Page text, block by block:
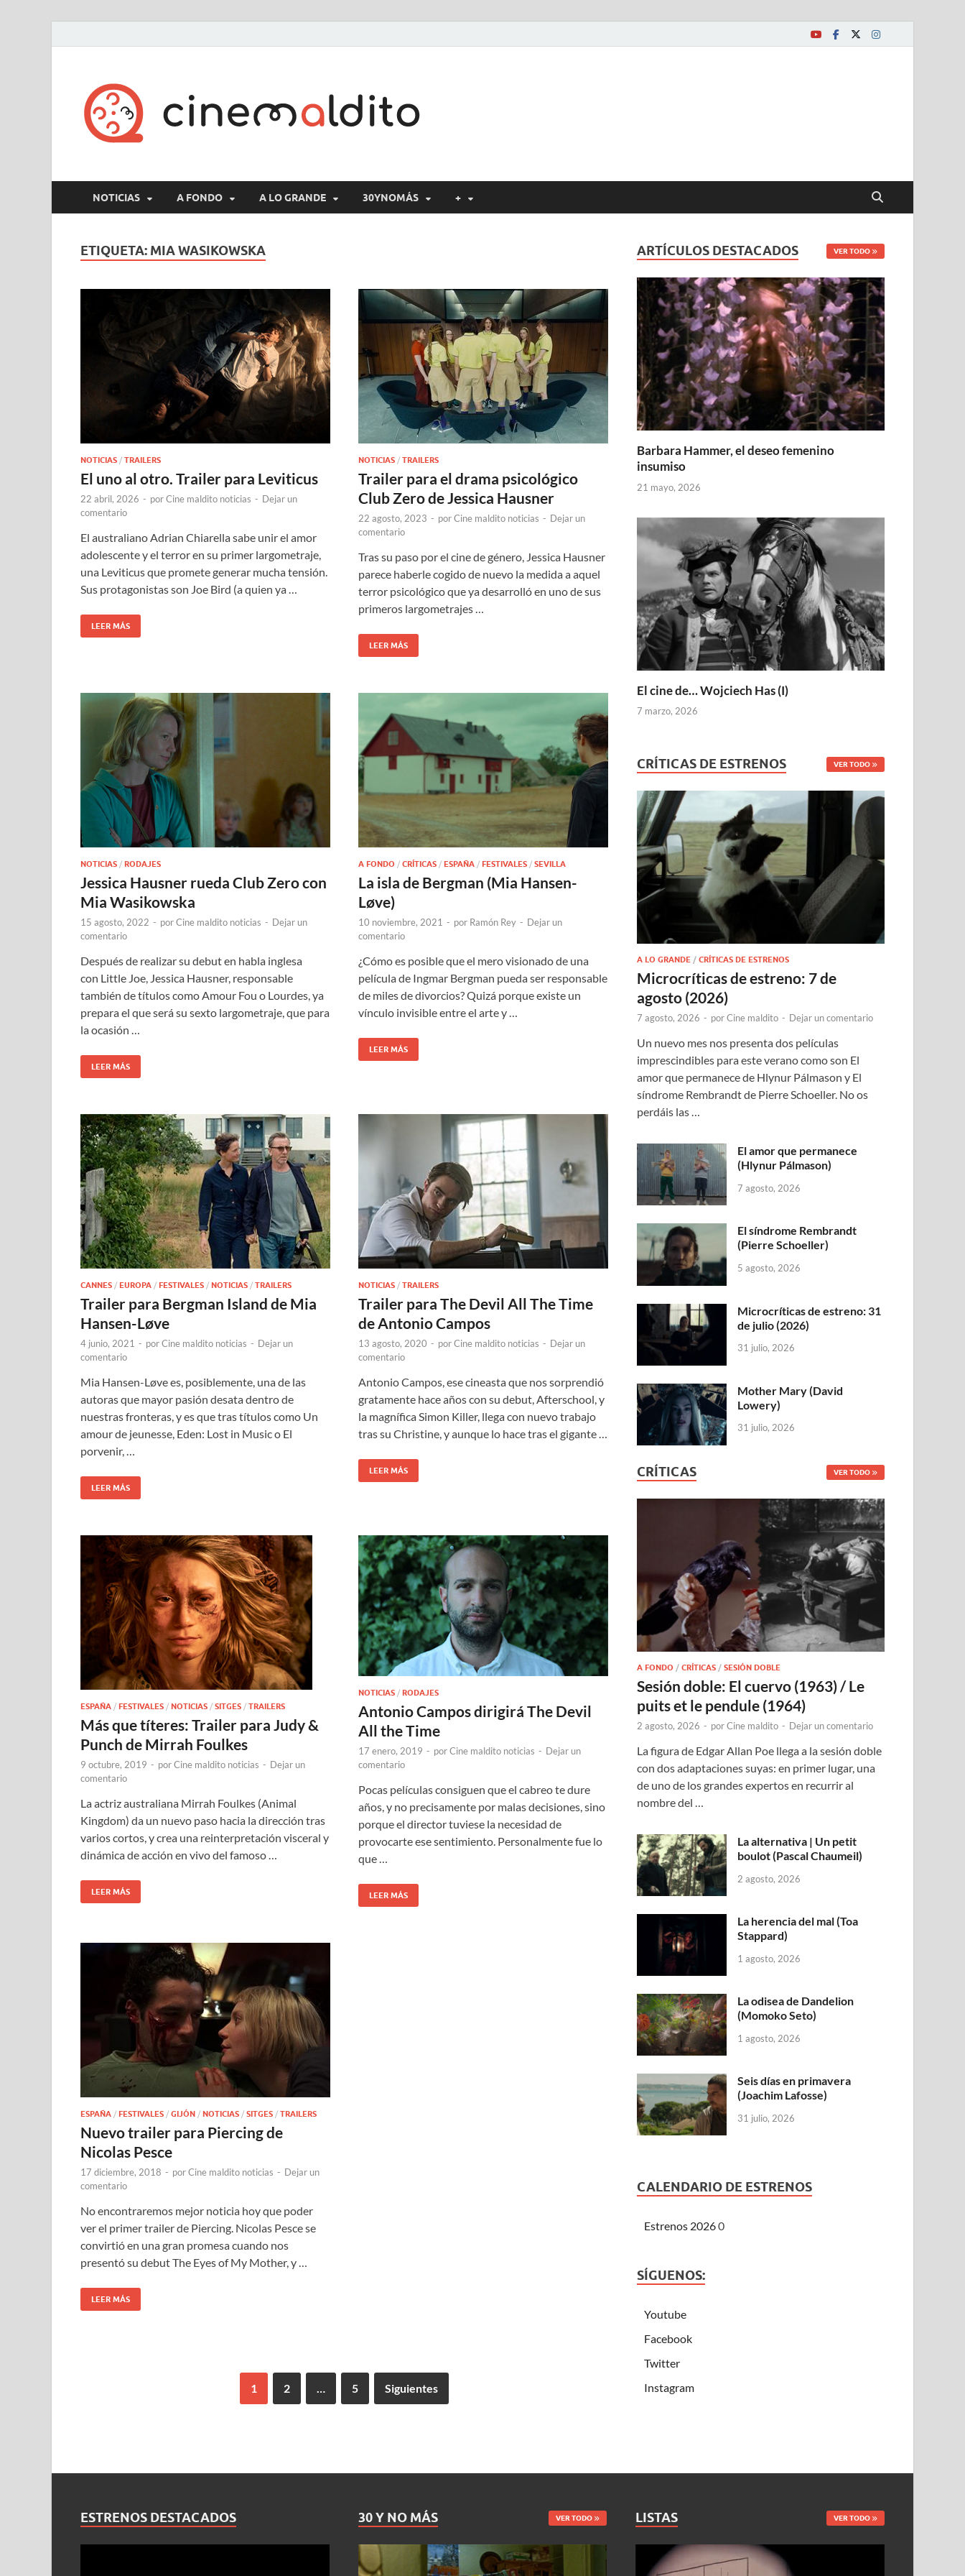
NOTICIAS A FONDO A LO GRANDE 30YNOMÁS +
ETIQUETA: MIA WASIKOWSKA
NOTICIAS / TRAILERS
El uno al otro. Trailer para Leviticus
22 abril, 2026 - porCine maldito noticias - Dejar un
comentario
El australiano Adrian Chiarella sabe unir el amor
adolescente y el terror en su primer largometraje,
una Leviticus que promete generar mucha tensión.
Sus protagonistas son Joe Bird (a quien ya …
LEER MÁS
NOTICIAS / TRAILERS
Trailer para el drama psicológico
Club Zero de Jessica Hausner
22 agosto, 2023 - porCine maldito noticias - Dejar un
comentario
Tras su paso por el cine de género, Jessica Hausner
parece haberle cogido de nuevo la medida a aquel
terror psicológico que ya desarrolló en uno de sus
primeros largometrajes …
LEER MÁS
NOTICIAS / RODAJES
Jessica Hausner rueda Club Zero con
Mia Wasikowska
15 agosto, 2022 - porCine maldito noticias - Dejar un
comentario
Después de realizar su debut en habla inglesa
con Little Joe, Jessica Hausner, responsable
también de títulos como Amour Fou o Lourdes, ya
prepara el que será su sexto largometraje, que para
la ocasión …
LEER MÁS
A FONDO / CRÍTICAS / ESPAÑA / FESTIVALES / SEVILLA
La isla de Bergman (Mia Hansen-
Løve)
10 noviembre, 2021 - por Ramón Rey - Dejar un
comentario
¿Cómo es posible que el mero visionado de una
película de Ingmar Bergman pueda ser responsable
de miles de divorcios? Quizá porque existe un
vínculo invisible entre el arte y …
LEER MÁS
CANNES / EUROPA / FESTIVALES / NOTICIAS / TRAILERS
Trailer para Bergman Island de Mia
Hansen-Løve
4 junio, 2021 - porCine maldito noticias - Dejar un
comentario
Mia Hansen-Løve es, posiblemente, una de las
autoras que mayor pasión desata dentro de
nuestras fronteras, y es que tras títulos como Un
amour de jeunesse, Eden: Lost in Music o El
porvenir, …
LEER MÁS
NOTICIAS / TRAILERS
Trailer para The Devil All The Time
de Antonio Campos
13 agosto, 2020 - porCine maldito noticias - Dejar un
comentario
Antonio Campos, ese cineasta que nos sorprendió
gratamente hace años con su debut, Afterschool, y
la magnífica Simon Killer, llega con nuevo trabajo
tras su Christine, y aunque lo hace tras el gigante …
LEER MÁS
ESPAÑA / FESTIVALES / NOTICIAS / SITGES / TRAILERS
Más que títeres: Trailer para Judy &
Punch de Mirrah Foulkes
9 octubre, 2019 - porCine maldito noticias - Dejar un
comentario
La actriz australiana Mirrah Foulkes (Animal
Kingdom) da un nuevo paso hacia la dirección tras
varios cortos, y crea una reinterpretación visceral y
dinámica de acción en vivo del famoso …
LEER MÁS
NOTICIAS / RODAJES
Antonio Campos dirigirá The Devil
All the Time
17 enero, 2019 - porCine maldito noticias - Dejar un
comentario
Pocas películas consiguen que el cabreo te dure
años, y no precisamente por malas decisiones, sino
porque el director tuviese la necesidad de
provocarte ese sentimiento. Personalmente fue lo
que …
LEER MÁS
ESPAÑA / FESTIVALES / GIJÓN / NOTICIAS / SITGES / TRAILERS
Nuevo trailer para Piercing de
Nicolas Pesce
17 diciembre, 2018 - porCine maldito noticias - Dejar un
comentario
No encontraremos mejor noticia hoy que poder
ver el primer trailer de Piercing. Nicolas Pesce se
convirtió en una gran promesa cuando nos
presentó su debut The Eyes of My Mother, y …
LEER MÁS
1 2 5 Siguientes
ARTÍCULOS DESTACADOS VER TODO
Barbara Hammer, el deseo femenino
insumiso
21 mayo, 2026
El cine de… Wojciech Has (I)
7 marzo, 2026
CRÍTICAS DE ESTRENOS VER TODO
A LO GRANDE /CRÍTICAS DE ESTRENOS
Microcríticas de estreno: 7 de
agosto (2026)
7 agosto, 2026 - porCine maldito - Dejar un comentario
Un nuevo mes nos presenta dos películas
imprescindibles para este verano como son El
amor que permanece de Hlynur Pálmason y El
síndrome Rembrandt de Pierre Schoeller. No os
perdáis las …
El amor que permanece
(Hlynur Pálmason)
7 agosto, 2026
El síndrome Rembrandt
(Pierre Schoeller)
5 agosto, 2026
Microcríticas de estreno: 31
de julio (2026)
31 julio, 2026
Mother Mary (David
Lowery)
31 julio, 2026
CRÍTICAS VER TODO
A FONDO /CRÍTICAS /SESIÓN DOBLE
Sesión doble: El cuervo (1963) / Le
puits et le pendule (1964)
2 agosto, 2026 - porCine maldito - Dejar un comentario
La figura de Edgar Allan Poe llega a la sesión doble
con dos adaptaciones suyas: en primer lugar, una
de uno de los grandes expertos en recurrir al
nombre del …
La alternativa | Un petit
boulot (Pascal Chaumeil)
2 agosto, 2026
La herencia del mal (Toa
Stappard)
1 agosto, 2026
La odisea de Dandelion
(Momoko Seto)
1 agosto, 2026
Seis días en primavera
(Joachim Lafosse)
31 julio, 2026
CALENDARIO DE ESTRENOS
Estrenos 20260
SÍGUENOS:
Youtube
Facebook
Twitter
Instagram
ESTRENOS DESTACADOS 30 Y NO MÁS VER TODO LISTAS VER TODO